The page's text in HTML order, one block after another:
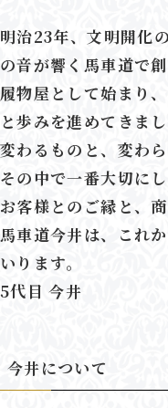
明治23年、文明開化
の音が響く馬車道で創
履物屋として始まり
と歩みを進めてきまし
変わるものと、変わら
その中で一番大切にし
お客様とのご縁と、
馬車道今井は、これ
いります。
5代目 今井
今井について